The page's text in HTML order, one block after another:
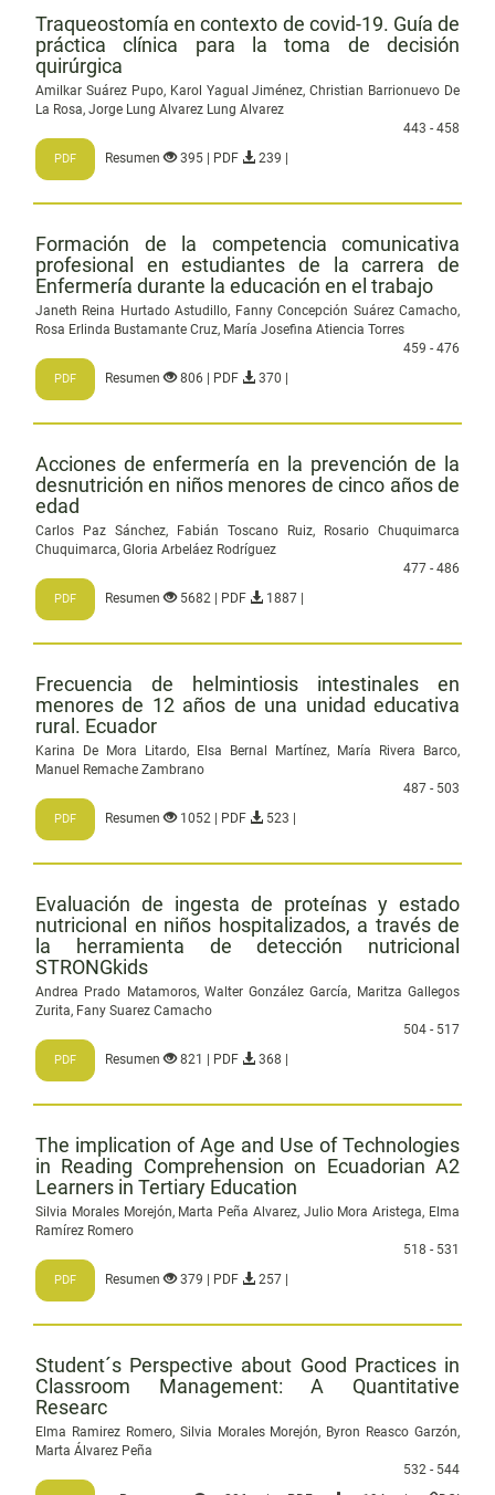
Traqueostomía en contexto de covid-19. Guía de
práctica clínica para la toma de decisión
quirúrgica
Amilkar Suárez Pupo, Karol Yagual Jiménez, Christian Barrionuevo De
La Rosa, Jorge Lung Alvarez Lung Alvarez
443 - 458
PDF Resumen 395 | PDF 239 |
Formación de la competencia comunicativa
profesional en estudiantes de la carrera de
Enfermería durante la educación en el trabajo
Janeth Reina Hurtado Astudillo, Fanny Concepción Suárez Camacho,
Rosa Erlinda Bustamante Cruz, María Josefina Atiencia Torres
459 - 476
PDF Resumen 806 | PDF 370 |
Acciones de enfermería en la prevención de la
desnutrición en niños menores de cinco años de
edad
Carlos Paz Sánchez, Fabián Toscano Ruiz, Rosario Chuquimarca
Chuquimarca, Gloria Arbeláez Rodríguez
477 - 486
PDF Resumen 5682 | PDF 1887 |
Frecuencia de helmintiosis intestinales en
menores de 12 años de una unidad educativa
rural. Ecuador
Karina De Mora Litardo, Elsa Bernal Martínez, María Rivera Barco,
Manuel Remache Zambrano
487 - 503
PDF Resumen 1052 | PDF 523 |
Evaluación de ingesta de proteínas y estado
nutricional en niños hospitalizados, a través de
la herramienta de detección nutricional
STRONGkids
Andrea Prado Matamoros, Walter González García, Maritza Gallegos
Zurita, Fany Suarez Camacho
504 - 517
PDF Resumen 821 | PDF 368 |
The implication of Age and Use of Technologies
in Reading Comprehension on Ecuadorian A2
Learners in Tertiary Education
Silvia Morales Morejón, Marta Peña Alvarez, Julio Mora Aristega, Elma
Ramírez Romero
518 - 531
PDF Resumen 379 | PDF 257 |
Student´s Perspective about Good Practices in
Classroom Management: A Quantitative
Researc
Elma Ramirez Romero, Silvia Morales Morejón, Byron Reasco Garzón,
Marta Álvarez Peña
532 - 544